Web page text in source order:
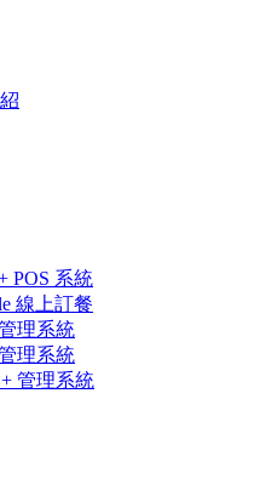
POS 系統
線上訂餐
理系統
理系統
管理系統